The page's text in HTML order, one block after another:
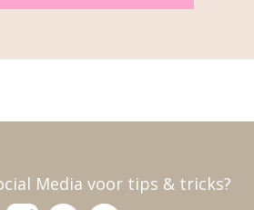
Media voor tips & tricks?